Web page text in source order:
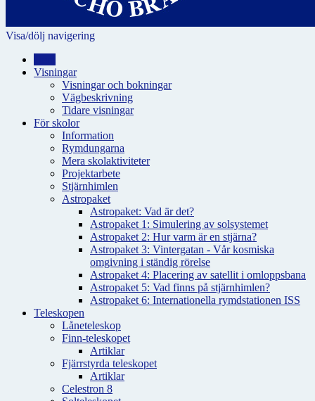
Visa/dölj navigering
Visningar
Visningar och bokningar
Vägbeskrivning
Tidare visningar
För skolor
Information
Rymdungarna
Mera skolaktiviteter
Projektarbete
Stjärnhimlen
Astropaket
Astropaket: Vad är det?
Astropaket 1: Simulering av solsystemet
Astropaket 2: Hur varm är en stjärna?
Astropaket 3: Vintergatan - Vår kosmiska
omgivning i ständig rörelse
Astropaket 4: Placering av satellit i omloppsbana
Astropaket 5: Vad finns på stjärnhimlen?
Astropaket 6: Internationella rymdstationen ISS
Teleskopen
Låneteleskop
Finn-teleskopet
Artiklar
Fjärrstyrda teleskopet
Artiklar
Celestron 8